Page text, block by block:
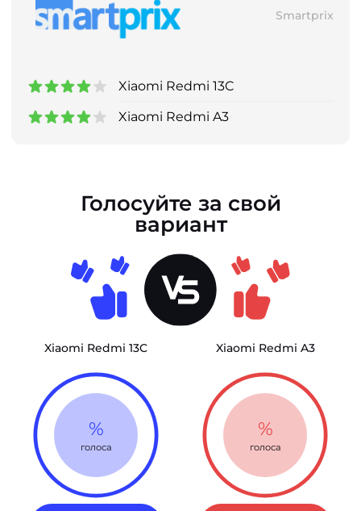
Smartprix
Xiaomi Redmi 13C
Xiaomi Redmi A3
Голосуйте за свой
вариант
Xiaomi Redmi 13C
%
голоса
Xiaomi Redmi A3
%
голоса